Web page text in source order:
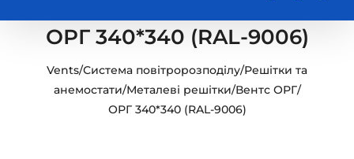
ОРГ 340*340 (RAL-9006)
Vents/Система повітророзподілу/Решітки та
анемостати/Металеві решітки/Вентс ОРГ/
ОРГ 340*340 (RAL-9006)